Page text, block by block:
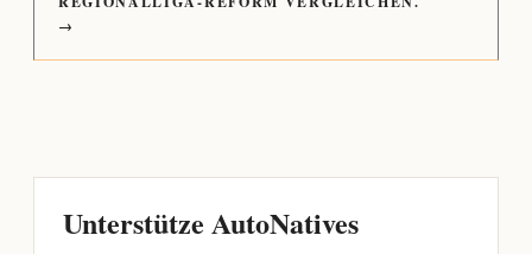
→
Unterstütze AutoNatives